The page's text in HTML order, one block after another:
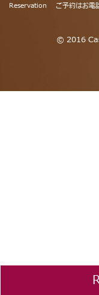
Reservation
ご予約はお
© 2016